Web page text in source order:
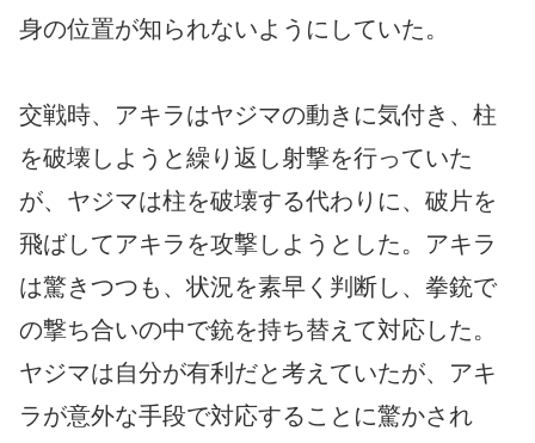
身の位置が知られないようにしていた。
交戦時、アキラはヤジマの動きに気付き、柱
を破壊しようと繰り返し射撃を行っていた
が、ヤジマは柱を破壊する代わりに、破片を
飛ばしてアキラを攻撃しようとした。アキラ
は驚きつつも、状況を素早く判断し、拳銃で
の撃ち合いの中で銃を持ち替えて対応した。
ヤジマは自分が有利だと考えていたが、アキ
ラが意外な手段で対応することに驚かされ